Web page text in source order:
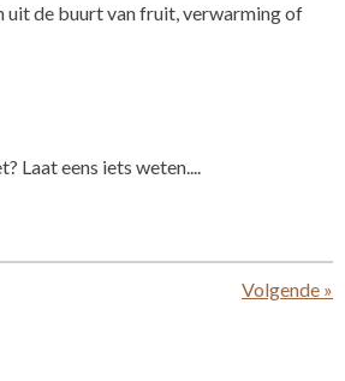
uit de buurt van fruit, verwarming of
Laat eens iets weten....
Volgende »